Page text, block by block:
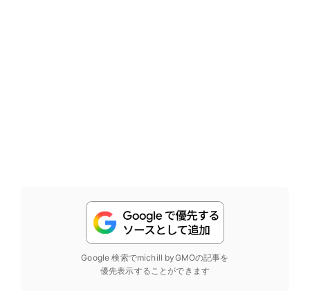
Google 検索でmichill byGMOの記事を
優先表示することができます